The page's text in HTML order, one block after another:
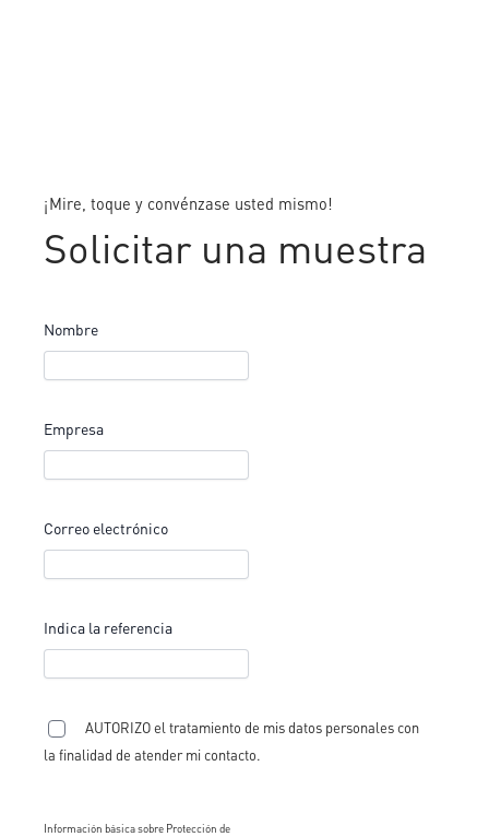
¡Mire, toque y convénzase usted mismo!
Solicitar una muestra
Nombre
Empresa
Correo electrónico
Indica la referencia
AUTORIZO el tratamiento de mis datos personales con
la finalidad de atender mi contacto.
Información básica sobre Protección de